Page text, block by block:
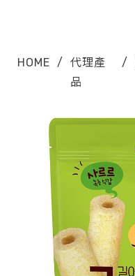
HOME /
代理產
品
/